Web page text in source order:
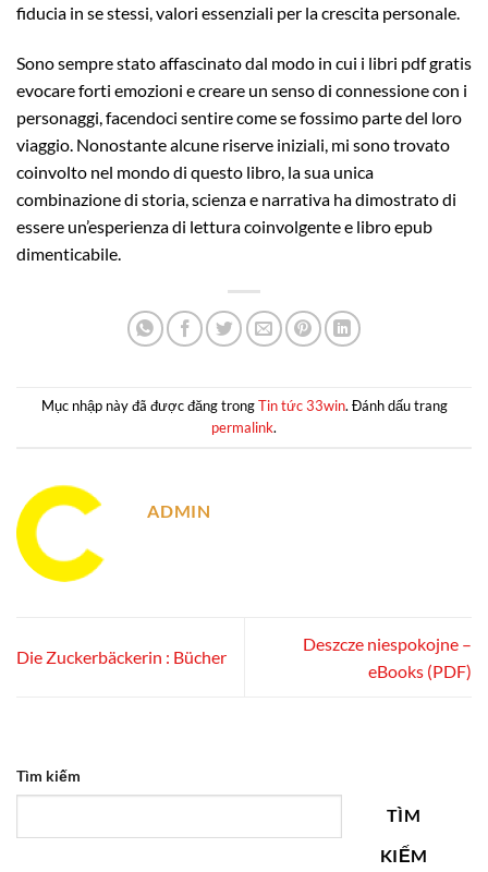
fiducia in se stessi, valori essenziali per la crescita personale.
Sono sempre stato affascinato dal modo in cui i libri pdf gratis
evocare forti emozioni e creare un senso di connessione con i
personaggi, facendoci sentire come se fossimo parte del loro
viaggio. Nonostante alcune riserve iniziali, mi sono trovato
coinvolto nel mondo di questo libro, la sua unica
combinazione di storia, scienza e narrativa ha dimostrato di
essere un’esperienza di lettura coinvolgente e libro epub
dimenticabile.
Mục nhập này đã được đăng trongTin tức 33win. Đánh dấu trang
permalink.
ADMIN
Die Zuckerbäckerin : Bücher
Deszcze niespokojne –
eBooks (PDF)
Tìm kiếm
TÌM
KIẾM